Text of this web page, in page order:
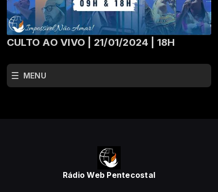
CULTO AO VIVO | 21/01/2024 | 18H
MENU
Rádio Web Pentecostal